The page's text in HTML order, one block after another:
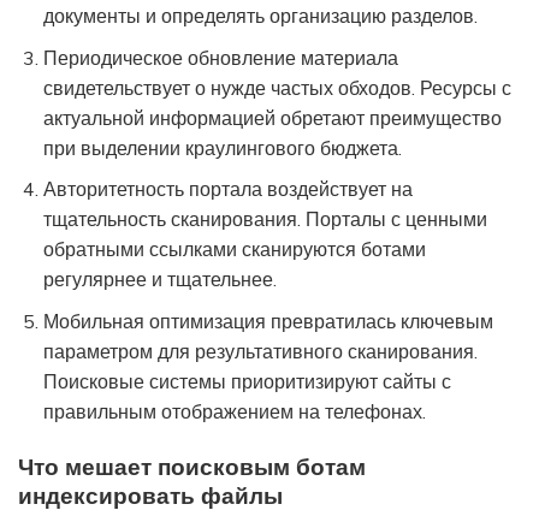
документы и определять организацию разделов.
Периодическое обновление материала
свидетельствует о нужде частых обходов. Ресурсы с
актуальной информацией обретают преимущество
при выделении краулингового бюджета.
Авторитетность портала воздействует на
тщательность сканирования. Порталы с ценными
обратными ссылками сканируются ботами
регулярнее и тщательнее.
Мобильная оптимизация превратилась ключевым
параметром для результативного сканирования.
Поисковые системы приоритизируют сайты с
правильным отображением на телефонах.
Что мешает поисковым ботам
индексировать файлы